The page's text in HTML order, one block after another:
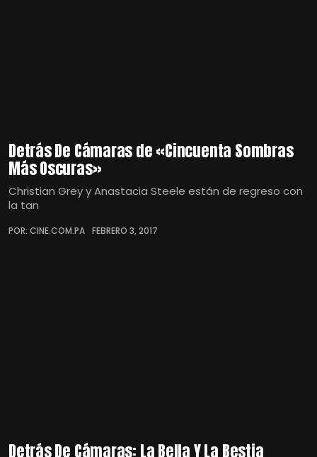
Detrás De Cámaras de «Cincuenta Sombras
Más Oscuras»
Christian Grey y Anastacia Steele están de regreso con
la tan
POR: CINE.COM.PA FEBRERO 3, 2017
Detrás De Cámaras: La Bella Y La Bestia